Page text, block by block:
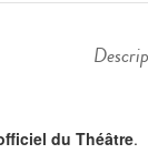
du Théâtre.